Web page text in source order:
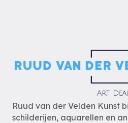
Ruud van der Velden Kunst
schilderijen, aquarellen en